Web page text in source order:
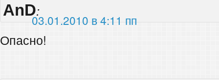
AnD:
03.01.2010 в 4:11 пп
Опасно!